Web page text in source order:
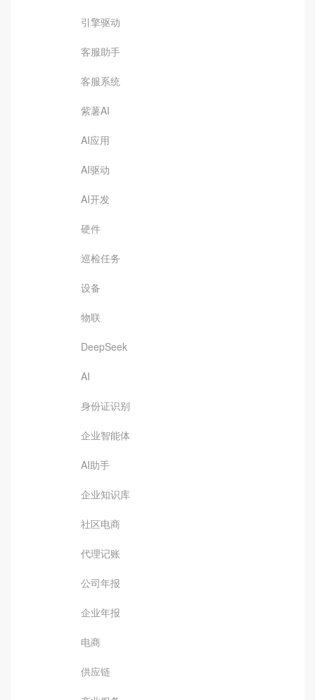
引擎驱动
客服助手
客服系统
紫薯AI
AI应用
AI驱动
AI开发
硬件
巡检任务
设备
物联
DeepSeek
AI
身份证识别
企业智能体
AI助手
企业知识库
社区电商
代理记账
公司年报
企业年报
电商
供应链